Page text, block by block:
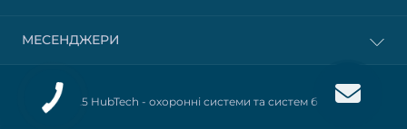
МЕСЕНДЖЕРИ
© 2025 HubTech - охоронні системи та систем безпеки